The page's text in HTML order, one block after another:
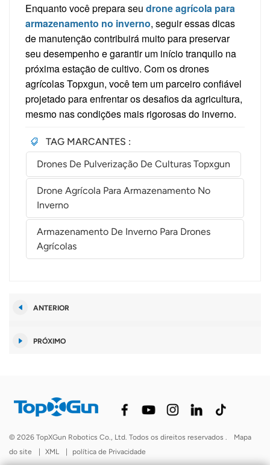
Enquanto você prepara seudrone agrícola para
armazenamento no inverno, seguir essas dicas
de manutenção contribuirá muito para preservar
seu desempenho e garantir um início tranquilo na
próxima estação de cultivo. Com os drones
agrícolas Topxgun, você tem um parceiro confiável
projetado para enfrentar os desafios da agricultura,
mesmo nas condições mais rigorosas do inverno.
TAG MARCANTES :
Drones De Pulverização De Culturas Topxgun
Drone Agrícola Para Armazenamento No
Inverno
Armazenamento De Inverno Para Drones
Agrícolas
ANTERIOR
PRÓXIMO
© 2026 TopXGun Robotics Co., Ltd. Todos os direitos reservados .
Mapa
do site
XML política de Privacidade